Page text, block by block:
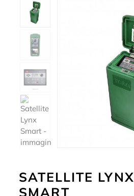
SATELLITE LYNX
SMART